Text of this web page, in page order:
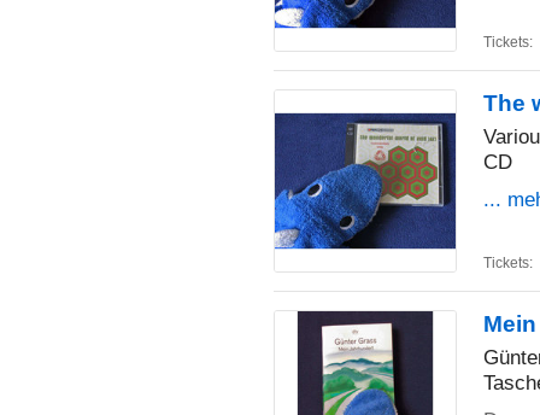
Tickets:
The
CD
...
Tickets: